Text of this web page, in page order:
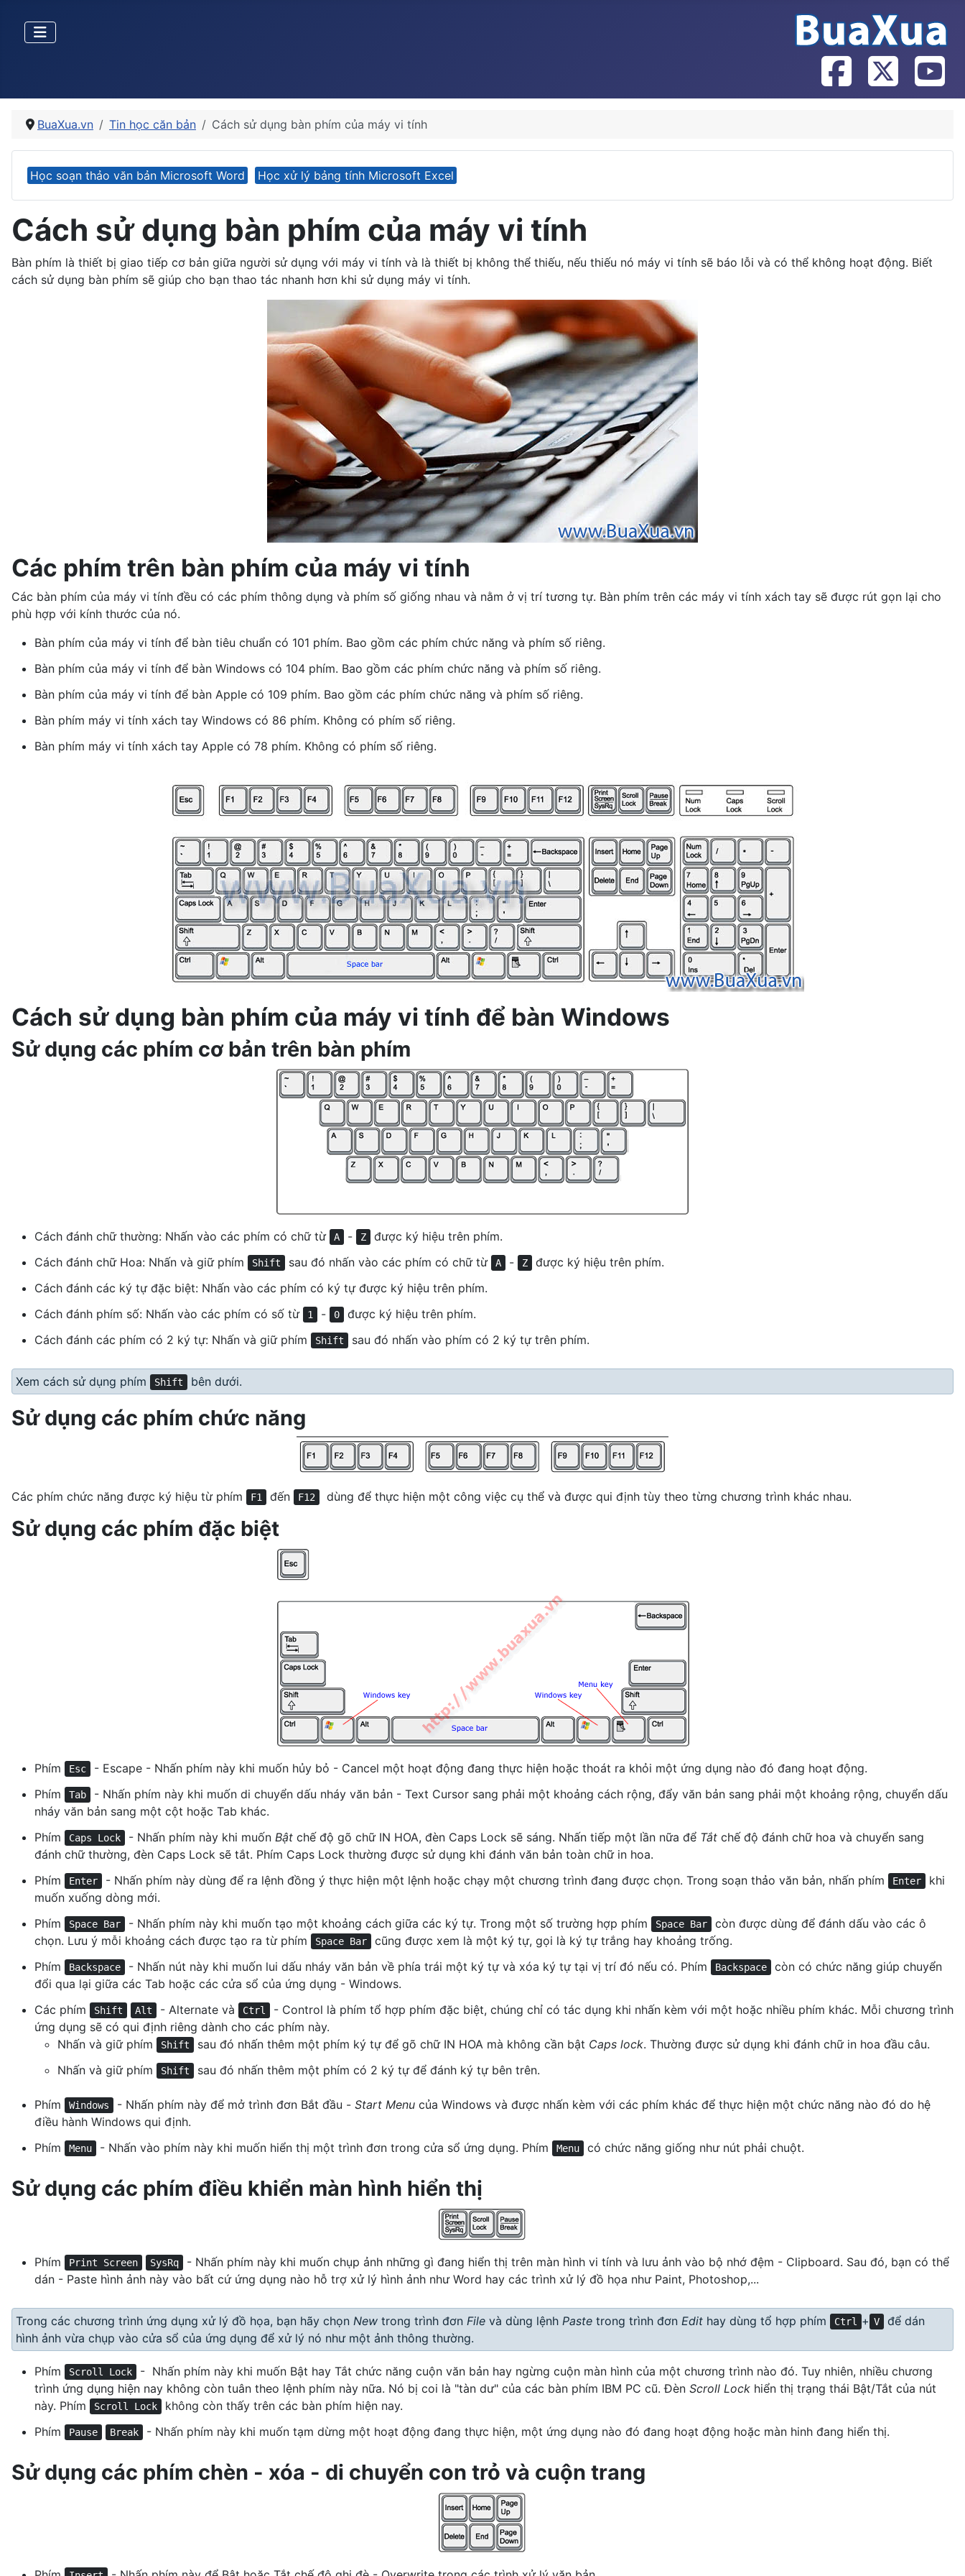
BuaXua.vn Tin học căn bản Cách sử dụng bàn phím của máy vi tính
Học soạn thảo văn bản Microsoft Word Học xử lý bảng tính Microsoft Excel
Cách sử dụng bàn phím của máy vi tính
Bàn phím là thiết bị giao tiếp cơ bản giữa người sử dụng với máy vi tính và là thiết bị không thể thiếu, nếu thiếu nó máy vi tính sẽ báo lỗi và có thể không hoạt động. Biết
cách sử dụng bàn phím sẽ giúp cho bạn thao tác nhanh hơn khi sử dụng máy vi tính.
Các phím trên bàn phím của máy vi tính
Các bàn phím của máy vi tính đều có các phím thông dụng và phím số giống nhau và nằm ở vị trí tương tự. Bàn phím trên các máy vi tính xách tay sẽ được rút gọn lại cho
phù hợp với kính thước của nó.
Bàn phím của máy vi tính để bàn tiêu chuẩn có 101 phím. Bao gồm các phím chức năng và phím số riêng.
Bàn phím của máy vi tính để bàn Windows có 104 phím. Bao gồm các phím chức năng và phím số riêng.
Bàn phím của máy vi tính để bàn Apple có 109 phím. Bao gồm các phím chức năng và phím số riêng.
Bàn phím máy vi tính xách tay Windows có 86 phím. Không có phím số riêng.
Bàn phím máy vi tính xách tay Apple có 78 phím. Không có phím số riêng.
Cách sử dụng bàn phím của máy vi tính để bàn Windows
Sử dụng các phím cơ bản trên bàn phím
Cách đánh chữ thường: Nhấn vào các phím có chữ từ A - Z
được ký hiệu trên phím.
Cách đánh chữ Hoa: Nhấn và giữ phím
Shift sau đó nhấn vào các phím có chữ từ A - Z
được ký hiệu trên phím.
Cách đánh các ký tự đặc biệt: Nhấn vào các phím có ký tự được ký hiệu trên phím.
Cách đánh phím số: Nhấn vào các phím có số từ
1 - 0
được ký hiệu trên phím.
Cách đánh các phím có 2 ký tự: Nhấn và giữ phím
Shift sau đó nhấn vào phím có 2 ký tự trên phím.
Xem cách sử dụng phím Shift bên dưới.
Sử dụng các phím chức năng
Các phím chức năng được ký hiệu từ phím F1 đến F12 dùng để thực hiện một công việc cụ thể và được qui định tùy theo từng chương trình khác nhau.
Sử dụng các phím đặc biệt
Phím Esc
- Escape - Nhấn phím này khi muốn hủy bỏ - Cancel một hoạt động đang thực hiện hoặc thoát ra khỏi một ứng dụng nào đó đang hoạt động.
Phím
Tab
- Nhấn phím này khi muốn di chuyển dấu nháy văn bản - Text Cursor sang phải một khoảng cách rộng, đẩy văn bản sang phải một khoảng rộng, chuyển dấu
nháy văn bản sang một cột hoặc Tab khác.
Phím
Caps Lock - Nhấn phím này khi muốn Bật chế độ gõ chữ IN HOA, đèn Caps Lock sẽ sáng. Nhấn tiếp một lần nữa để Tắt chế độ đánh chữ hoa và chuyển sang
đánh chữ thường, đèn Caps Lock sẽ tắt. Phím Caps Lock thường được sử dụng khi đánh văn bản toàn chữ in hoa.
Phím
Enter - Nhấn phím này dùng để ra lệnh đồng ý thực hiện một lệnh hoặc chạy một chương trình đang được chọn. Trong soạn thảo văn bản, nhấn phím Enter
khi
muốn xuống dòng mới.
Phím
Space Bar - Nhấn phím này khi muốn tạo một khoảng cách giữa các ký tự. Trong một số trường hợp phím Space Bar
còn được dùng để đánh dấu vào các ô
chọn. Lưu ý mỗi khoảng cách được tạo ra từ phím
Space Bar
cũng được xem là một ký tự, gọi là ký tự trắng hay khoảng trống.
Phím
Backspace - Nhấn nút này khi muốn lui dấu nháy văn bản về phía trái một ký tự và xóa ký tự tại vị trí đó nếu có. Phím Backspace
còn có chức năng giúp chuyển
đổi qua lại giữa các Tab hoặc các cửa sổ của ứng dụng - Windows.
Các phím
Shift Alt - Alternate và Ctrl
- Control là phím tổ hợp phím đặc biệt, chúng chỉ có tác dụng khi nhấn kèm với một hoặc nhiều phím khác. Mỗi chương trình
ứng dụng sẽ có qui định riêng dành cho các phím này.
Nhấn và giữ phím
Shift sau đó nhấn thêm một phím ký tự để gõ chữ IN HOA mà không cần bật Caps lock. Thường được sử dụng khi đánh chữ in hoa đầu câu.
Nhấn và giữ phím
Shift sau đó nhấn thêm một phím có 2 ký tự để đánh ký tự bên trên.
Phím Windows - Nhấn phím này để mở trình đơn Bắt đầu - Start Menu của Windows và được nhấn kèm với các phím khác để thực hiện một chức năng nào đó do hệ
điều hành Windows qui định.
Phím
Menu - Nhấn vào phím này khi muốn hiển thị một trình đơn trong cửa sổ ứng dụng. Phím Menu có chức năng giống như nút phải chuột.
Sử dụng các phím điều khiển màn hình hiển thị
Phím Print Screen SysRq
- Nhấn phím này khi muốn chụp ảnh những gì đang hiển thị trên màn hình vi tính và lưu ảnh vào bộ nhớ đệm - Clipboard. Sau đó, bạn có thể
dán - Paste hình ảnh này vào bất cứ ứng dụng nào hỗ trợ xử lý hình ảnh như Word hay các trình xử lý đồ họa như Paint, Photoshop,...
Trong các chương trình ứng dụng xử lý đồ họa, bạn hãy chọn New trong trình đơn File và dùng lệnh Paste trong trình đơn Edit hay dùng tổ hợp phím Ctrl + V
để dán
hình ảnh vừa chụp vào cửa sổ của ứng dụng để xử lý nó như một ảnh thông thường.
Phím Scroll Lock
- Nhấn phím này khi muốn Bật hay Tắt chức năng cuộn văn bản hay ngừng cuộn màn hình của một chương trình nào đó. Tuy nhiên, nhiều chương
trình ứng dụng hiện nay không còn tuân theo lệnh phím này nữa. Nó bị coi là "tàn dư" của các bàn phím IBM PC cũ. Đèn Scroll Lock hiển thị trạng thái Bật/Tắt của nút
này. Phím
Scroll Lock
không còn thấy trên các bàn phím hiện nay.
Phím
Pause Break - Nhấn phím này khi muốn tạm dừng một hoạt động đang thực hiện, một ứng dụng nào đó đang hoạt động hoặc màn hinh đang hiển thị.
Sử dụng các phím chèn - xóa - di chuyển con trỏ và cuộn trang